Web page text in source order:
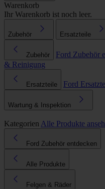
Warenkorb
Ihr Warenkorb ist noch leer.
Zubehör Ersatzteile
Zubehör Ford Zubehör
& Reinigung
Ersatzteile Ford
Wartung & Inspektion
Kategorien Alle Produkte
Ford Zubehör entdecken
Alle Produkte
Felgen & Räder